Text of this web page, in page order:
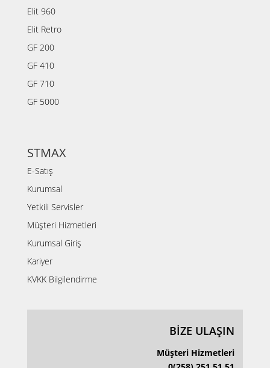
Elit 960
Elit Retro
GF 200
GF 410
GF 710
GF 5000
STMAX
E-Satış
Kurumsal
Yetkili Servisler
Müşteri Hizmetleri
Kurumsal Giriş
Kariyer
KVKK Bilgilendirme
BİZE ULAŞIN
Müşteri Hizmetleri